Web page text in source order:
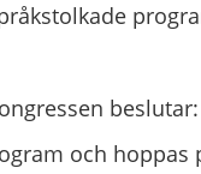
beslutar:
och